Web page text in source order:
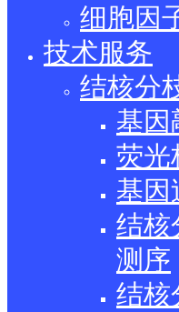
细胞因
技术服务
结核分
基因
荧光
基因
结核
测序
结核